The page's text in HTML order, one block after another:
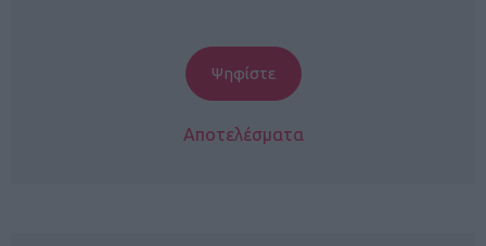
Αποτελέσματα